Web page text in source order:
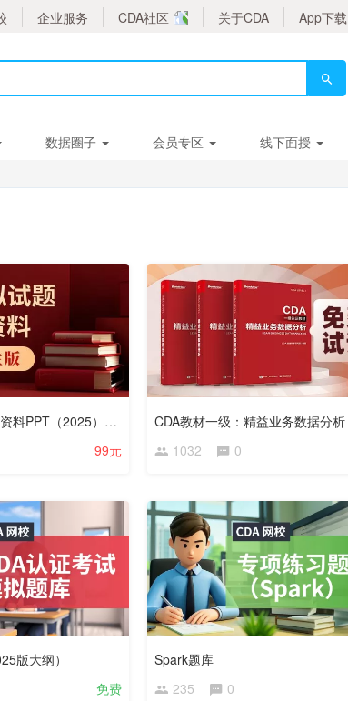
企业服务 CDA社区 关于CDA App下载
数据圈子 会员专区 线下面授
CDA模拟题与备考资料PPT（2025）——考生版
99元
1032
0
版大纲）
免费
Spark题库
235
0